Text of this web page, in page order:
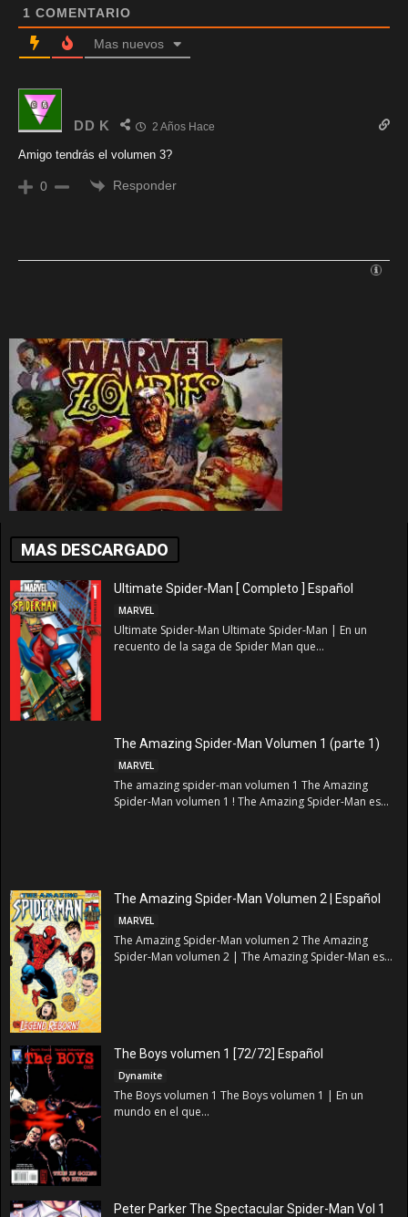
1 COMENTARIO
Mas nuevos
DD K 2 Años Hace
Amigo tendrás el volumen 3?
0 Responder
MAS DESCARGADO
Ultimate Spider-Man [ Completo ] Español
MARVEL
Ultimate Spider-Man Ultimate Spider-Man | En un
recuento de la saga de Spider Man que...
The Amazing Spider-Man Volumen 1 (parte 1)
MARVEL
The amazing spider-man volumen 1 The Amazing
Spider-Man volumen 1 ! The Amazing Spider-Man es...
The Amazing Spider-Man Volumen 2 | Español
MARVEL
The Amazing Spider-Man volumen 2 The Amazing
Spider-Man volumen 2 | The Amazing Spider-Man es...
The Boys volumen 1 [72/72] Español
Dynamite
The Boys volumen 1 The Boys volumen 1 | En un
mundo en el que...
Peter Parker The Spectacular Spider-Man Vol 1